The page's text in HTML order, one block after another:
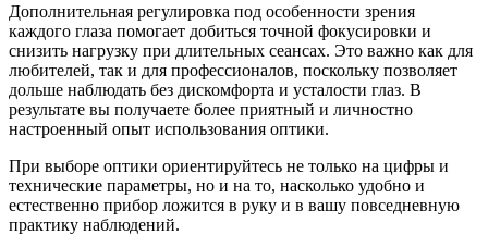
Дополнительная регулировка под особенности зрения
каждого глаза помогает добиться точной фокусировки и
снизить нагрузку при длительных сеансах. Это важно как для
любителей, так и для профессионалов, поскольку позволяет
дольше наблюдать без дискомфорта и усталости глаз. В
результате вы получаете более приятный и личностно
настроенный опыт использования оптики.
При выборе оптики ориентируйтесь не только на цифры и
технические параметры, но и на то, насколько удобно и
естественно прибор ложится в руку и в вашу повседневную
практику наблюдений.